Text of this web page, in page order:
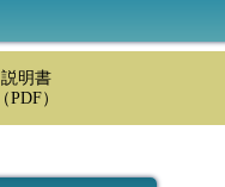
説明書
（PDF）